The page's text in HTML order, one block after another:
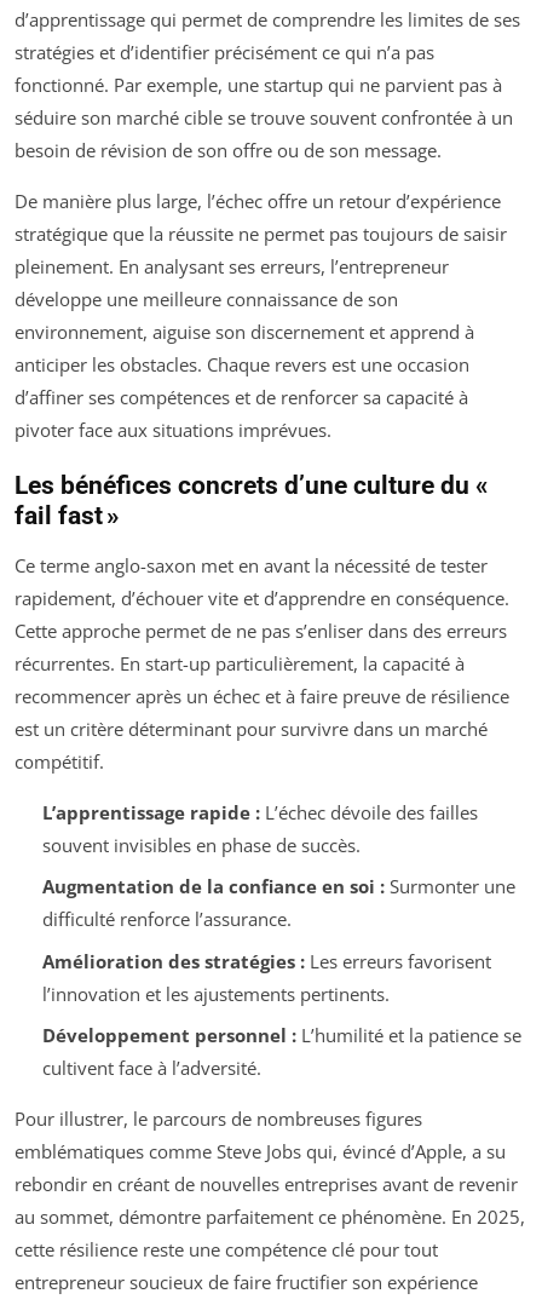
d’apprentissage qui permet de comprendre les limites de ses
stratégies et d’identifier précisément ce qui n’a pas
fonctionné. Par exemple, une startup qui ne parvient pas à
séduire son marché cible se trouve souvent confrontée à un
besoin de révision de son offre ou de son message.
De manière plus large, l’échec offre un retour d’expérience
stratégique que la réussite ne permet pas toujours de saisir
pleinement. En analysant ses erreurs, l’entrepreneur
développe une meilleure connaissance de son
environnement, aiguise son discernement et apprend à
anticiper les obstacles. Chaque revers est une occasion
d’affiner ses compétences et de renforcer sa capacité à
pivoter face aux situations imprévues.
Les bénéfices concrets d’une culture du «
fail fast »
Ce terme anglo-saxon met en avant la nécessité de tester
rapidement, d’échouer vite et d’apprendre en conséquence.
Cette approche permet de ne pas s’enliser dans des erreurs
récurrentes. En start-up particulièrement, la capacité à
recommencer après un échec et à faire preuve de résilience
est un critère déterminant pour survivre dans un marché
compétitif.
L’apprentissage rapide :L’échec dévoile des failles
souvent invisibles en phase de succès.
Augmentation de la confiance en soi :Surmonter une
difficulté renforce l’assurance.
Amélioration des stratégies :Les erreurs favorisent
l’innovation et les ajustements pertinents.
Développement personnel :L’humilité et la patience se
cultivent face à l’adversité.
Pour illustrer, le parcours de nombreuses figures
emblématiques comme Steve Jobs qui, évincé d’Apple, a su
rebondir en créant de nouvelles entreprises avant de revenir
au sommet, démontre parfaitement ce phénomène. En 2025,
cette résilience reste une compétence clé pour tout
entrepreneur soucieux de faire fructifier son expérience